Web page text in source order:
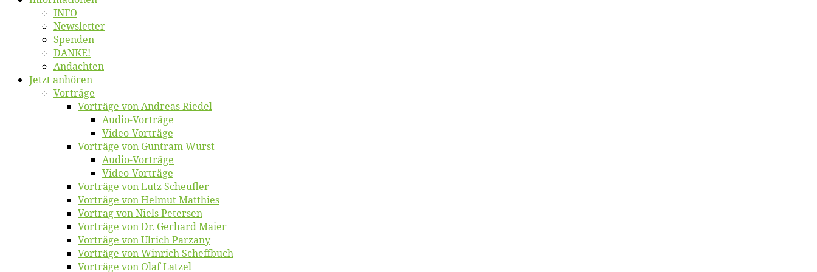
INFO
News­let­ter
Spen­den
DANKE!
An­dach­ten
Jetzt an­hö­ren
Vor­trä­ge
Vor­trä­ge von An­dre­as Riedel
Au­dio-Vor­trä­ge
Vi­deo-Vor­trä­ge
Vor­trä­ge von Gun­tram Wurst
Au­dio-Vor­trä­ge
Vi­deo-Vor­trä­ge
Vor­trä­ge von Lutz Scheufler
Vor­trä­ge von Hel­mut Matthies
Vor­trag von Niels Petersen
Vor­trä­ge von Dr. Ger­hard Maier
Vor­trä­ge von Ul­rich Parzany
Vor­trä­ge von Win­rich Scheffbuch
Vor­trä­ge von Olaf Latzel